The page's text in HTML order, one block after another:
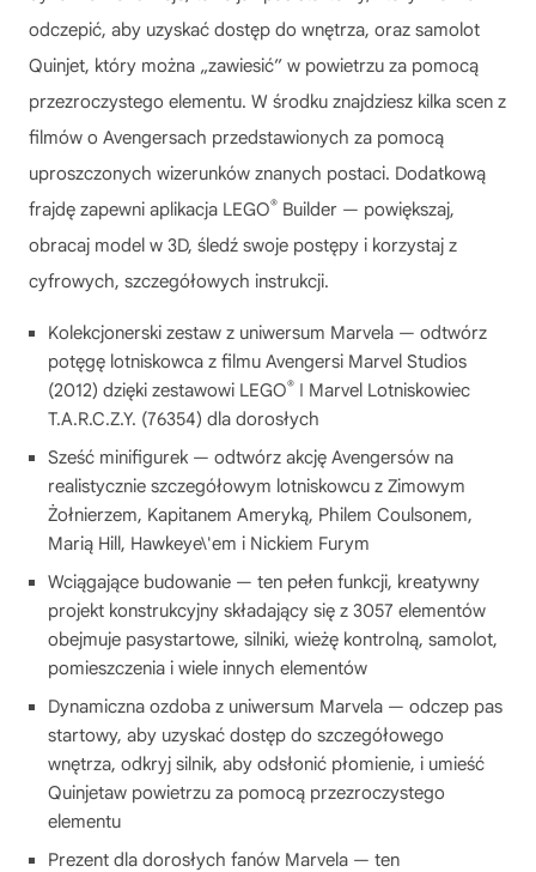
odczepić, aby uzyskać dostęp do wnętrza, oraz samolot
Quinjet, który można „zawiesić” w powietrzu za pomocą
przezroczystego elementu. W środku znajdziesz kilka scen z
filmów o Avengersach przedstawionych za pomocą
uproszczonych wizerunków znanych postaci. Dodatkową
frajdę zapewni aplikacja LEGO® Builder — powiększaj,
obracaj model w 3D, śledź swoje postępy i korzystaj z
cyfrowych, szczegółowych instrukcji.
Kolekcjonerski zestaw z uniwersum Marvela — odtwórz
potęgę lotniskowca z filmu Avengersi Marvel Studios
(2012) dzięki zestawowi LEGO® ǀ Marvel Lotniskowiec
T.A.R.C.Z.Y. (76354) dla dorosłych
Sześć minifigurek — odtwórz akcję Avengersów na
realistycznie szczegółowym lotniskowcu z Zimowym
Żołnierzem, Kapitanem Ameryką, Philem Coulsonem,
Marią Hill, Hawkeye\'em i Nickiem Furym
Wciągające budowanie — ten pełen funkcji, kreatywny
projekt konstrukcyjny składający się z 3057 elementów
obejmuje pasystartowe, silniki, wieżę kontrolną, samolot,
pomieszczenia i wiele innych elementów
Dynamiczna ozdoba z uniwersum Marvela — odczep pas
startowy, aby uzyskać dostęp do szczegółowego
wnętrza, odkryj silnik, aby odsłonić płomienie, i umieść
Quinjetaw powietrzu za pomocą przezroczystego
elementu
Prezent dla dorosłych fanów Marvela — ten